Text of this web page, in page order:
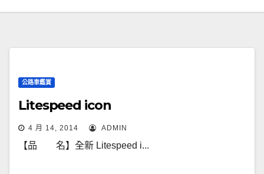
公路車鑑賞
Litespeed icon
4 月 14, 2014 ADMIN
【品 名】全新 Litespeed i...